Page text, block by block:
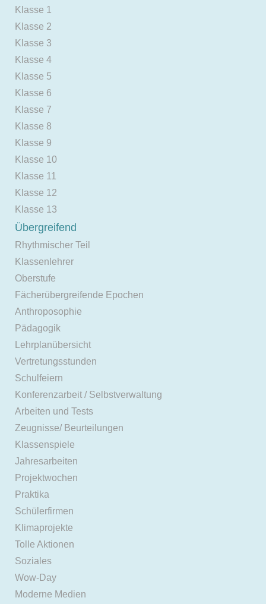
Klasse 1
Klasse 2
Klasse 3
Klasse 4
Klasse 5
Klasse 6
Klasse 7
Klasse 8
Klasse 9
Klasse 10
Klasse 11
Klasse 12
Klasse 13
Übergreifend
Rhythmischer Teil
Klassenlehrer
Oberstufe
Fächerübergreifende Epochen
Anthroposophie
Pädagogik
Lehrplanübersicht
Vertretungsstunden
Schulfeiern
Konferenzarbeit / Selbstverwaltung
Arbeiten und Tests
Zeugnisse/ Beurteilungen
Klassenspiele
Jahresarbeiten
Projektwochen
Praktika
Schülerfirmen
Klimaprojekte
Tolle Aktionen
Soziales
Wow-Day
Moderne Medien